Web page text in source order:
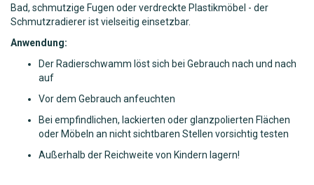
Bad, schmutzige Fugen oder verdreckte Plastikmöbel - der
Schmutzradierer ist vielseitig einsetzbar.
Anwendung:
Der Radierschwamm löst sich bei Gebrauch nach und nach
auf
Vor dem Gebrauch anfeuchten
Bei empfindlichen, lackierten oder glanzpolierten Flächen
oder Möbeln an nicht sichtbaren Stellen vorsichtig testen
Außerhalb der Reichweite von Kindern lagern!